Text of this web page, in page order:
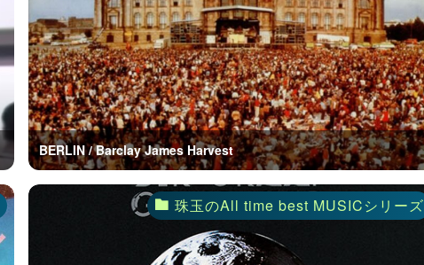
BERLIN / Barclay James Harvest
珠玉のAll time best MUSICシリーズ